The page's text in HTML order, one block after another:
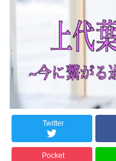
Twitter
Pocket